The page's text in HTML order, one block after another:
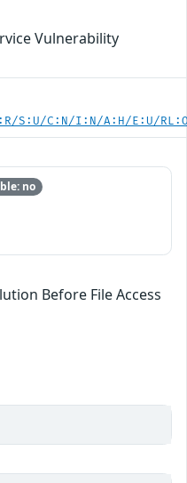
Vulnerability
S:U/C:N/I:N/A:H/E:U/
no
Before File Access